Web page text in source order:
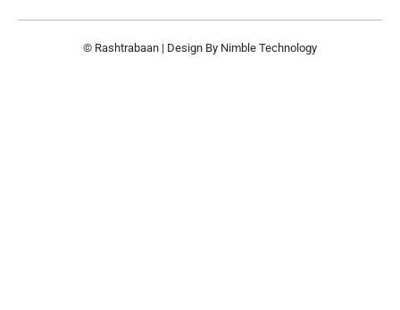
© Rashtrabaan | Design By Nimble Technology